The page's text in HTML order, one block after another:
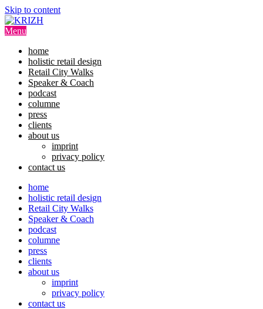
Skip to content
Menu
home
holistic retail design
Retail City Walks
Speaker & Coach
podcast
columne
press
clients
about us
imprint
privacy policy
contact us
home
holistic retail design
Retail City Walks
Speaker & Coach
podcast
columne
press
clients
about us
imprint
privacy policy
contact us